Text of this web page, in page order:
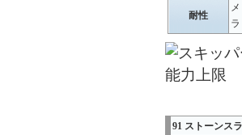
耐性
メ
ラ
91 ストーンス